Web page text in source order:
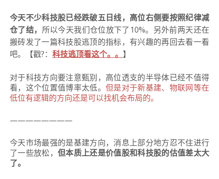
今天不少科技股已经跌破五日线，高位右侧要按照纪律减
仓了结， 所以今天我们仓位放下了10%。另外前两天还在
搬砖发了一篇科技股逃顶的指标，有兴趣的再回去看一看
吧。【戳?： 科技逃顶看这个。。 】
对于科技方向要注意甄别，高位透支的半导体已经不值得
看，这个位置值博率太低。 但是对于新基建、物联网等在
低位有逻辑的方向还是可以找机会布局的。
————————
今天市场最强的是基建方向，消息上部分地方忍不住进行
了一些放松， 但本质上还是价值股和科技股的估值差太大
了。